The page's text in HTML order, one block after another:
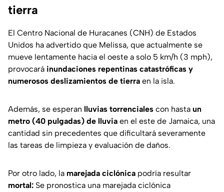
tierra
El Centro Nacional de Huracanes (CNH) de Estados
Unidos ha advertido que Melissa, que actualmente se
mueve lentamente hacia el oeste a solo 5 km/h (3 mph),
provocará inundaciones repentinas catastróficas y
numerosos deslizamientos de tierra en la isla.
Además, se esperan lluvias torrenciales con hasta un
metro (40 pulgadas) de lluvia en el este de Jamaica, una
cantidad sin precedentes que dificultará severamente
las tareas de limpieza y evaluación de daños.
Por otro lado, la marejada ciclónica podría resultar
mortal: Se pronostica una marejada ciclónica